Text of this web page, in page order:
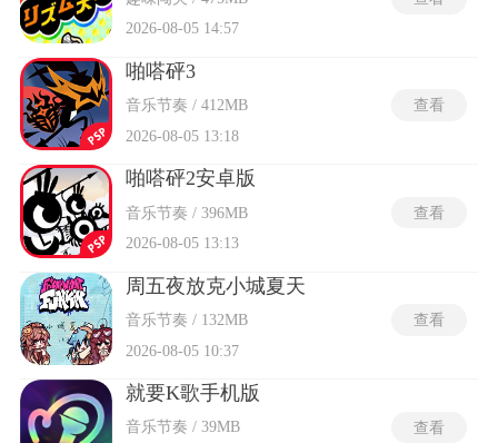
2026-08-05 14:57
啪嗒砰3
音乐节奏 / 412MB
2026-08-05 13:18
查看
啪嗒砰2安卓版
音乐节奏 / 396MB
2026-08-05 13:13
查看
周五夜放克小城夏天
音乐节奏 / 132MB
2026-08-05 10:37
查看
就要K歌手机版
音乐节奏 / 39MB
查看